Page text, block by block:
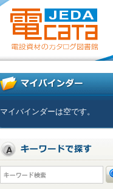
マイバインダーは空です。